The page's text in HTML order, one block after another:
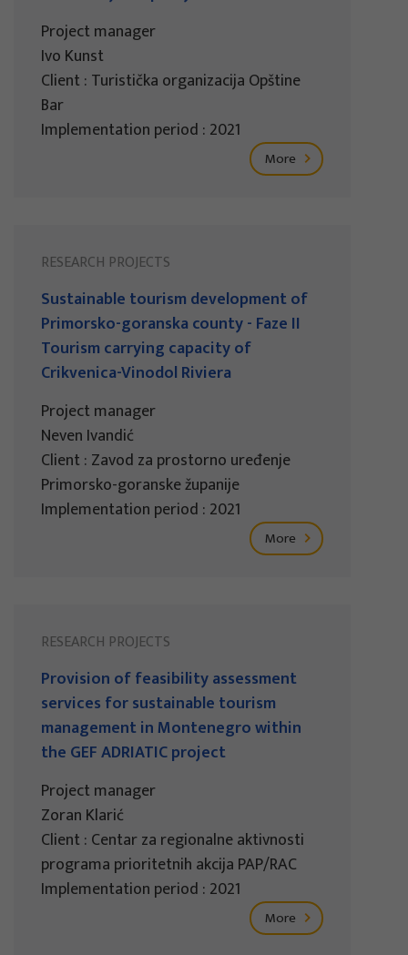
Project manager
Ivo Kunst
Client : Turistička organizacija Opštine
Bar
Implementation period : 2021
More
RESEARCH PROJECTS
Sustainable tourism development of
Primorsko-goranska county - Faze II
Tourism carrying capacity of
Crikvenica-Vinodol Riviera
Project manager
Neven Ivandić
Client : Zavod za prostorno uređenje
Primorsko-goranske županije
Implementation period : 2021
More
RESEARCH PROJECTS
Provision of feasibility assessment
services for sustainable tourism
management in Montenegro within
the GEF ADRIATIC project
Project manager
Zoran Klarić
Client : Centar za regionalne aktivnosti
programa prioritetnih akcija PAP/RAC
Implementation period : 2021
More